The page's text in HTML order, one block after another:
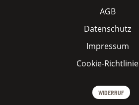
AGB
Datenschutz
Impressum
Cookie-Richtlinie
WIDERRUF